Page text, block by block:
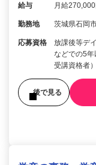
給与 月給
勤務地 茨城県石岡
応募資格
放課後等デ
などでの5
受講資格者）
後で見る